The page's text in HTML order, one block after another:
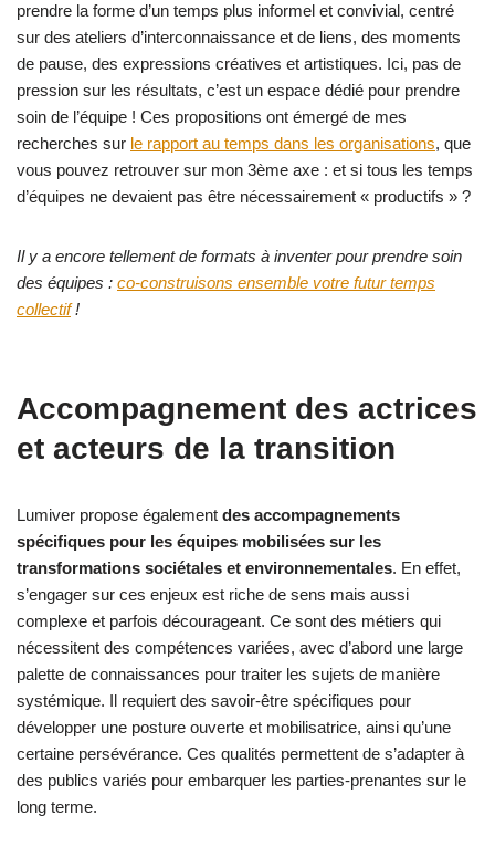
prendre la forme d’un temps plus informel et convivial, centré
sur des ateliers d’interconnaissance et de liens, des moments
de pause, des expressions créatives et artistiques. Ici, pas de
pression sur les résultats, c’est un espace dédié pour prendre
soin de l’équipe ! Ces propositions ont émergé de mes
recherches sur le rapport au temps dans les organisations, que
vous pouvez retrouver sur mon 3ème axe : et si tous les temps
d’équipes ne devaient pas être nécessairement « productifs » ?
Il y a encore tellement de formats à inventer pour prendre soin
des équipes : co-construisons ensemble votre futur temps
collectif!
Accompagnement des actrices
et acteurs de la transition
Lumiver propose également des accompagnements
spécifiques pour les équipes mobilisées sur les
transformations sociétales et environnementales. En effet,
s’engager sur ces enjeux est riche de sens mais aussi
complexe et parfois décourageant. Ce sont des métiers qui
nécessitent des compétences variées, avec d’abord une large
palette de connaissances pour traiter les sujets de manière
systémique. Il requiert des savoir-être spécifiques pour
développer une posture ouverte et mobilisatrice, ainsi qu’une
certaine persévérance. Ces qualités permettent de s’adapter à
des publics variés pour embarquer les parties-prenantes sur le
long terme.